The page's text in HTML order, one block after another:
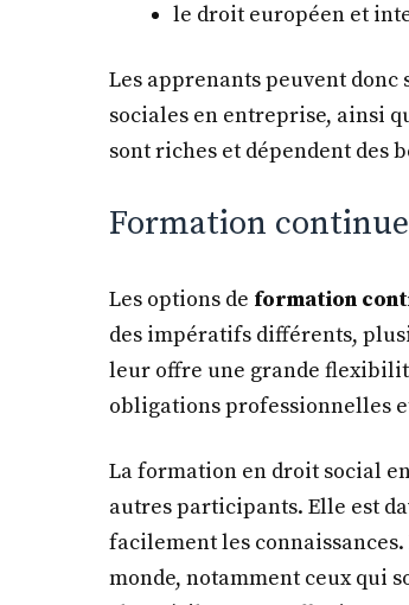
le droit européen et
Les apprenants peuvent donc
sociales en entreprise, ainsi
sont riches et dépendent des
Formation
Les options de formation
des impératifs différents,
leur offre une grande
obligations professionnelles
La formation en droit social
autres participants. Elle est
facilement les
monde, notamment ceux qui